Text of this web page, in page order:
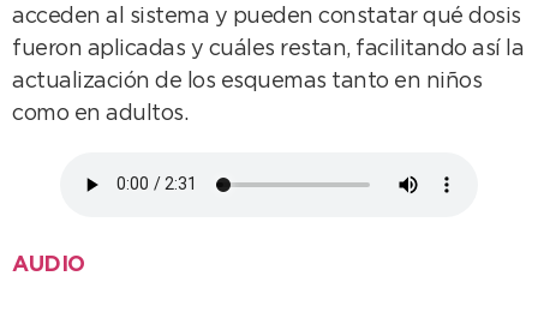
acceden al sistema y pueden constatar qué dosis
fueron aplicadas y cuáles restan, facilitando así la
actualización de los esquemas tanto en niños
como en adultos.
AUDIO